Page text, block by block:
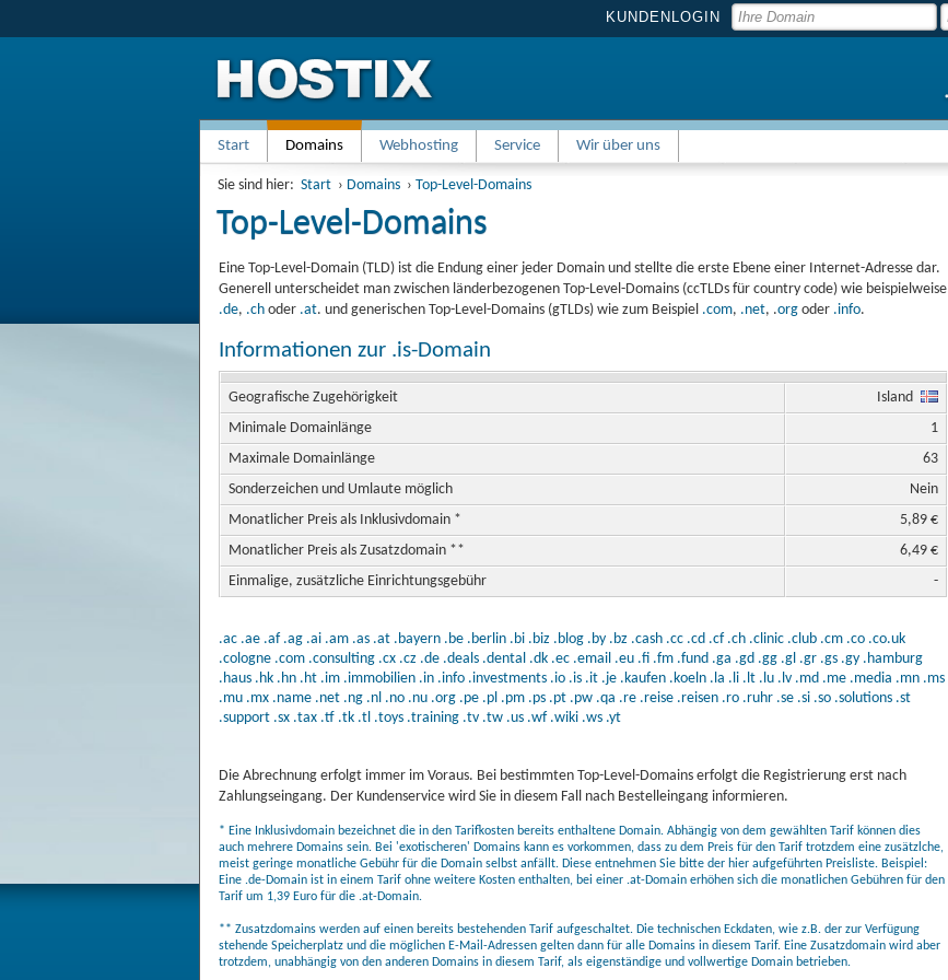
KUNDENLOGIN
Start Domains Webhosting Service Wir über uns
Sie sind hier: Start › Domains › Top-Level-Domains
Top-Level-Domains
Eine Top-Level-Domain (TLD) ist die Endung einer jeder Domain und stellte die erste Ebene einer Internet-Adresse dar.
Generell unterscheidet man zwischen länderbezogenen Top-Level-Domains (ccTLDs für country code) wie beispielweise
.de, .ch oder .at. und generischen Top-Level-Domains (gTLDs) wie zum Beispiel .com, .net, .org oder .info.
Informationen zur .is-Domain
Geografische Zugehörigkeit
Island
Minimale Domainlänge
1
Maximale Domainlänge
63
Sonderzeichen und Umlaute möglich
Nein
Monatlicher Preis als Inklusivdomain *
5,89 €
Monatlicher Preis als Zusatzdomain **
6,49 €
Einmalige, zusätzliche Einrichtungsgebühr
-
.ac .ae .af .ag .ai .am .as .at .bayern .be .berlin .bi .biz .blog .by .bz .cash .cc .cd .cf .ch .clinic .club .cm .co .co.uk
.cologne .com .consulting .cx .cz .de .deals .dental .dk .ec .email .eu .fi .fm .fund .ga .gd .gg .gl .gr .gs .gy .hamburg
.haus .hk .hn .ht .im .immobilien .in .info .investments .io .is .it .je .kaufen .koeln .la .li .lt .lu .lv .md .me .media .mn .ms
.mu .mx .name .net .ng .nl .no .nu .org .pe .pl .pm .ps .pt .pw .qa .re .reise .reisen .ro .ruhr .se .si .so .solutions .st
.support .sx .tax .tf .tk .tl .toys .training .tv .tw .us .wf .wiki .ws .yt
Die Abrechnung erfolgt immer im Voraus. Bei bestimmten Top-Level-Domains erfolgt die Registrierung erst nach
Zahlungseingang. Der Kundenservice wird Sie in diesem Fall nach Bestelleingang informieren.
* Eine Inklusivdomain bezeichnet die in den Tarifkosten bereits enthaltene Domain. Abhängig von dem gewählten Tarif können dies
auch mehrere Domains sein. Bei 'exotischeren' Domains kann es vorkommen, dass zu dem Preis für den Tarif trotzdem eine zusätzlche,
meist geringe monatliche Gebühr für die Domain selbst anfällt. Diese entnehmen Sie bitte der hier aufgeführten Preisliste. Beispiel:
Eine .de-Domain ist in einem Tarif ohne weitere Kosten enthalten, bei einer .at-Domain erhöhen sich die monatlichen Gebühren für den
Tarif um 1,39 Euro für die .at-Domain.
** Zusatzdomains werden auf einen bereits bestehenden Tarif aufgeschaltet. Die technischen Eckdaten, wie z.B. der zur Verfügung
stehende Speicherplatz und die möglichen E-Mail-Adressen gelten dann für alle Domains in diesem Tarif. Eine Zusatzdomain wird aber
trotzdem, unabhängig von den anderen Domains in diesem Tarif, als eigenständige und vollwertige Domain betrieben.